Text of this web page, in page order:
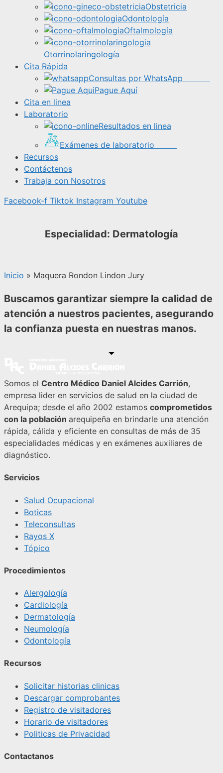
Obstetricia
Odontología
Oftalmología
Otorrinolaringología
Cita Rápida
Consultas por WhatsApp
Pague Aquí
Cita en linea
Laboratorio
Resultados en linea
Exámenes de laboratorio
Recursos
Contáctenos
Trabaja con Nosotros
Facebook-f Tiktok Instagram Youtube
Especialidad: Dermatología
Inicio » Maquera Rondon Lindon Jury
Buscamos garantizar siempre la calidad de
atención a nuestros pacientes, asegurando
la confianza puesta en nuestras manos.
Somos el Centro Médico Daniel Alcides Carrión,
empresa lider en servicios de salud en la ciudad de
Arequipa; desde el año 2002 estamos comprometidos
con la población arequipeña en brindarle una atención
rápida, cálida y eficiente en consultas de más de 35
especialidades médicas y en exámenes auxiliares de
diagnóstico.
Servicios
Salud Ocupacional
Boticas
Teleconsultas
Rayos X
Tópico
Procedimientos
Alergología
Cardiología
Dermatología
Neumología
Odontología
Recursos
Solicitar historias clinicas
Descargar comprobantes
Registro de visitadores
Horario de visitadores
Politicas de Privacidad
Contactanos